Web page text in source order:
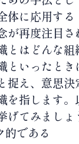
体に応用する
が再度注目さ
とはどんな組
といったと
捉え、意思
を指します
げてみましょ
的である